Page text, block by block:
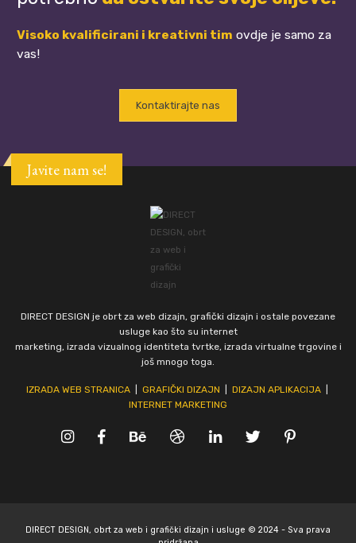
Visoko kvalificirani i kreativni tim ovdje je samo za
vas!
Kontaktirajte nas
Javite nam se!
DIRECT DESIGN je obrt za web dizajn, grafički dizajn i ostale povezane
usluge kao što su internet
marketing, izrada vizualnog identiteta tvrtke, izrada virtualne trgovine i
još mnogo toga.
IZRADA WEB STRANICA| GRAFIČKI DIZAJN DIZAJN APLIKACIJA|
INTERNET MARKETING
DIRECT DESIGN, obrt za web i grafički dizajn i usluge © 2024 - Sva prava